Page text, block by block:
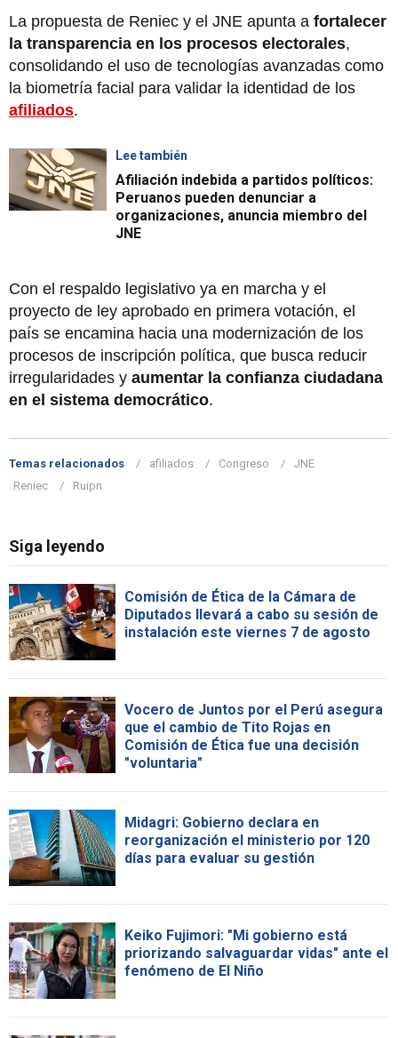
La propuesta de Reniec y el JNE apunta a fortalecer
la transparencia en los procesos electorales,
consolidando el uso de tecnologías avanzadas como
la biometría facial para validar la identidad de los
afiliados.
Lee también
Afiliación indebida a partidos políticos:
Peruanos pueden denunciar a
organizaciones, anuncia miembro del
JNE
Con el respaldo legislativo ya en marcha y el
proyecto de ley aprobado en primera votación, el
país se encamina hacia una modernización de los
procesos de inscripción política, que busca reducir
irregularidades y aumentar la confianza ciudadana
en el sistema democrático.
Temas relacionados afiliados Congreso
JNE
Reniec
Ruipn
Siga leyendo
Comisión de Ética de la Cámara de
Diputados llevará a cabo su sesión de
instalación este viernes 7 de agosto
Vocero de Juntos por el Perú asegura
que el cambio de Tito Rojas en
Comisión de Ética fue una decisión
"voluntaria"
Midagri: Gobierno declara en
reorganización el ministerio por 120
días para evaluar su gestión
Keiko Fujimori: "Mi gobierno está
priorizando salvaguardar vidas" ante el
fenómeno de El Niño